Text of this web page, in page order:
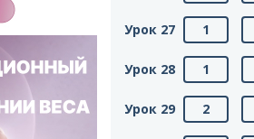
Урок 27 1
Урок 28 1
Урок 29 2